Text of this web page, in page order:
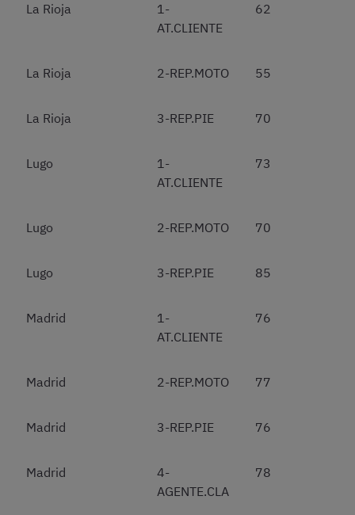
La Rioja
1-
AT.CLIENTE
62
La Rioja 2-REP.MOTO 55
La Rioja 3-REP.PIE 70
Lugo
1-
AT.CLIENTE
73
Lugo 2-REP.MOTO 70
Lugo 3-REP.PIE 85
Madrid
1-
AT.CLIENTE
76
Madrid 2-REP.MOTO 77
Madrid 3-REP.PIE 76
Madrid
4-
AGENTE.CLA
78